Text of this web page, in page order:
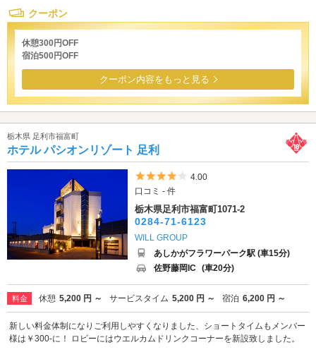
クーポン
休憩300円OFF
宿泊500円OFF
クーポン内容をもっと見る
栃木県 足利市福富町
ホテル パシオンリゾート 足利
5つ星のうち4
4.00
口コミ - 件
栃木県足利市福富町1071-2
0284-71-6123
WILL GROUP
あしかがフラワーパーク駅 (車15分)
佐野藤岡IC (車20分)
料金 休憩 5,200 円 ～ サービスタイム 5,200 円 ～ 宿泊 6,200 円 ～
新しい料金体制になりご利用しやすくなりました、ショートタイムもメンバー
様は￥300-に！ ロビーにはウエルカムドリンクコーナーを新設致しました。